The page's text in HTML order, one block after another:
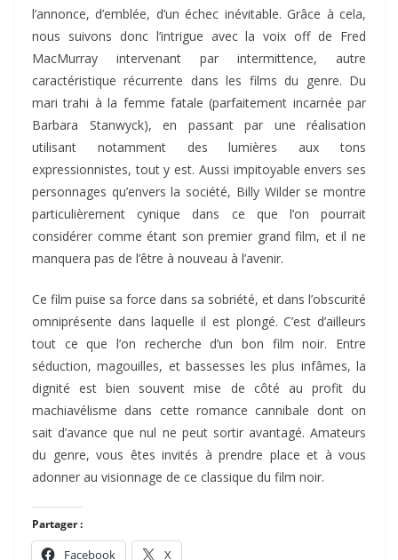
l’annonce, d’emblée, d’un échec inévitable. Grâce à cela,
nous suivons donc l’intrigue avec la voix off de Fred
MacMurray intervenant par intermittence, autre
caractéristique récurrente dans les films du genre. Du
mari trahi à la femme fatale (parfaitement incarnée par
Barbara Stanwyck), en passant par une réalisation
utilisant notamment des lumières aux tons
expressionnistes, tout y est. Aussi impitoyable envers ses
personnages qu’envers la société, Billy Wilder se montre
particulièrement cynique dans ce que l’on pourrait
considérer comme étant son premier grand film, et il ne
manquera pas de l’être à nouveau à l’avenir.
Ce film puise sa force dans sa sobriété, et dans l’obscurité
omniprésente dans laquelle il est plongé. C’est d’ailleurs
tout ce que l’on recherche d’un bon film noir. Entre
séduction, magouilles, et bassesses les plus infâmes, la
dignité est bien souvent mise de côté au profit du
machiavélisme dans cette romance cannibale dont on
sait d’avance que nul ne peut sortir avantagé. Amateurs
du genre, vous êtes invités à prendre place et à vous
adonner au visionnage de ce classique du film noir.
Partager :
Facebook X